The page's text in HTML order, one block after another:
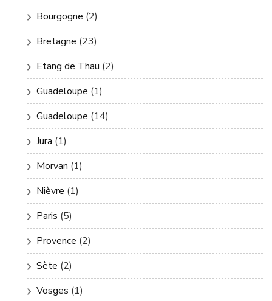
Bourgogne (2)
Bretagne (23)
Etang de Thau (2)
Guadeloupe (1)
Guadeloupe (14)
Jura (1)
Morvan (1)
Nièvre (1)
Paris (5)
Provence (2)
Sète (2)
Vosges (1)